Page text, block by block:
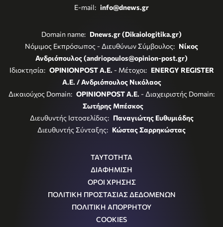
E-mail: info@dnews.gr
Domain name: Dnews.gr (Dikaiologitika.gr)
Νόμιμος Εκπρόσωπος - Διευθύνων Σύμβουλος: Νίκος
Ανδριόπουλος (andriopoulos@opinion-post.gr)
Ιδιοκτησία: OPINIONPOST A.E. - Μέτοχοι: ENERGY REGISTER
Α.Ε. / Ανδριόπουλος Νικόλαος
Δικαιούχος Domain: OPINIONPOST A.E. - Διαχειριστής Domain:
Σωτήρης Μπέσκος
Διευθυντής Ιστοσελίδας: Παναγιώτης Ευθυμιάδης
Διευθυντής Σύνταξης: Κώστας Σαρρηκώστας
ΤΑΥΤΟΤΗΤΑ
ΔΙΑΦΗΜΙΣΗ
ΟΡΟΙ ΧΡΗΣΗΣ
ΠΟΛΙΤΙΚΗ ΠΡΟΣΤΑΣΙΑΣ ΔΕΔΟΜΕΝΩΝ
ΠΟΛΙΤΙΚΗ ΑΠΟΡΡΗΤΟΥ
COOKIES